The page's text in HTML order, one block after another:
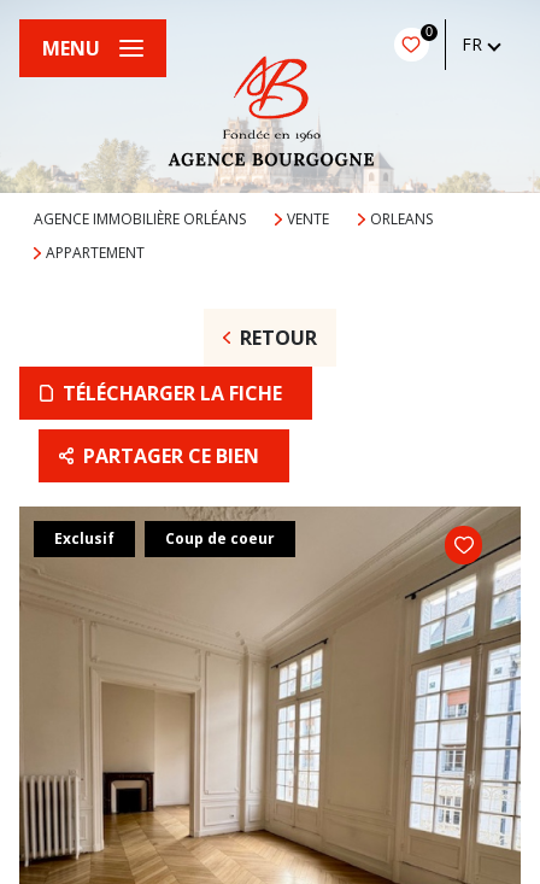
0
FR
MENU
AGENCE IMMOBILIÈRE ORLÉANS VENTE
ORLEANS
APPARTEMENT
RETOUR
TÉLÉCHARGER LA FICHE
PARTAGER CE BIEN
Exclusif Coup de coeur